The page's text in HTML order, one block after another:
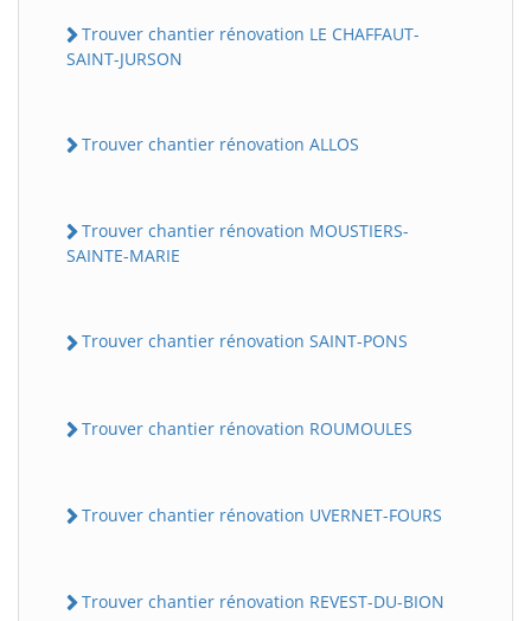
Trouver chantier rénovation LE CHAFFAUT-
SAINT-JURSON
Trouver chantier rénovation ALLOS
Trouver chantier rénovation MOUSTIERS-
SAINTE-MARIE
Trouver chantier rénovation SAINT-PONS
Trouver chantier rénovation ROUMOULES
Trouver chantier rénovation UVERNET-FOURS
Trouver chantier rénovation REVEST-DU-BION